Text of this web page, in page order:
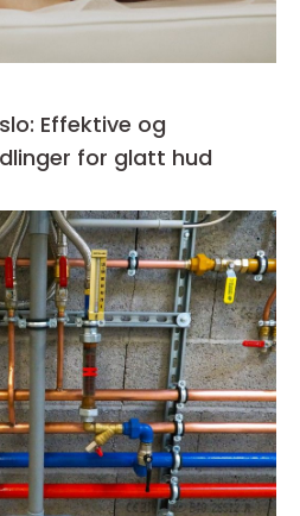
Effektive og
for glatt hud